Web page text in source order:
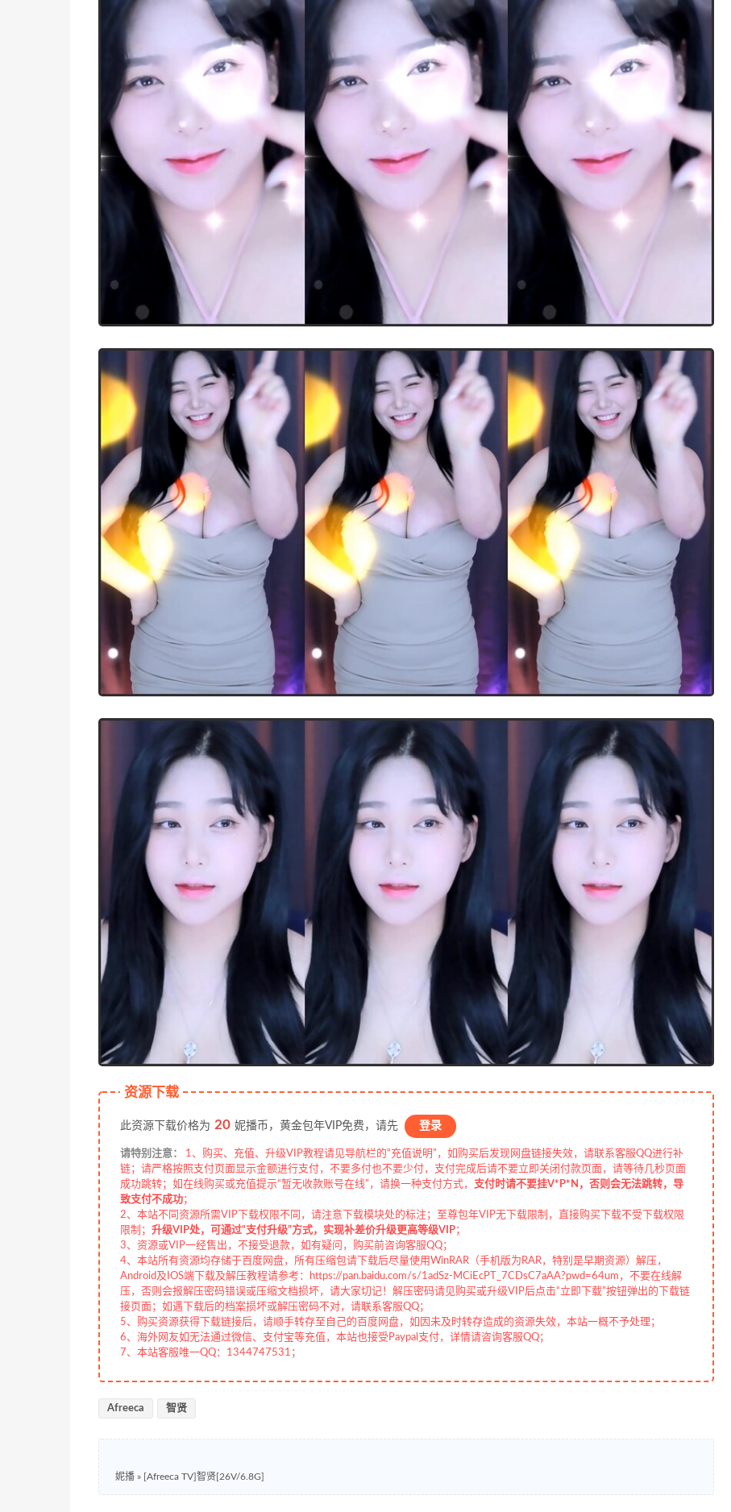
资源下载
此资源下载价格为 20 妮播币，黄金包年VIP免费，请先 登录
请特别注意：
1、购买、充值、升级VIP教程请见导航栏的“充值说明”，如购买后发现网盘链接失效，请联系客服QQ进行补
链；请严格按照支付页面显示金额进行支付，不要多付也不要少付，支付完成后请不要立即关闭付款页面，请等待几秒页面
成功跳转；如在线购买或充值提示“暂无收款账号在线”，请换一种支付方式， 支付时请不要挂V*P*N，否则会无法跳转，导
致支付不成功；
2、本站不同资源所需VIP下载权限不同，请注意下载模块处的标注；至尊包年VIP无下载限制，直接购买下载不受下载权限
限制； 升级VIP处，可通过“支付升级”方式，实现补差价升级更高等级VIP；
3、资源或VIP一经售出，不接受退款，如有疑问，购买前咨询客服QQ；
4、本站所有资源均存储于百度网盘，所有压缩包请下载后尽量使用WinRAR（手机版为RAR，特别是早期资源）解压，
Android及IOS端下载及解压教程请参考：https://pan.baidu.com/s/1adSz-MCiEcPT_7CDsC7aAA?pwd=64um，不要在线解
压，否则会报解压密码错误或压缩文档损坏，请大家切记！解压密码请见购买或升级VIP后点击“立即下载”按钮弹出的下载链
接页面；如遇下载后的档案损坏或解压密码不对，请联系客服QQ；
5、购买资源获得下载链接后，请顺手转存至自己的百度网盘，如因未及时转存造成的资源失效，本站一概不予处理；
6、海外网友如无法通过微信、支付宝等充值，本站也接受Paypal支付，详情请咨询客服QQ；
7、本站客服唯一QQ：1344747531；
Afreeca 智贤
妮播 » [Afreeca TV]智贤[26V/6.8G]